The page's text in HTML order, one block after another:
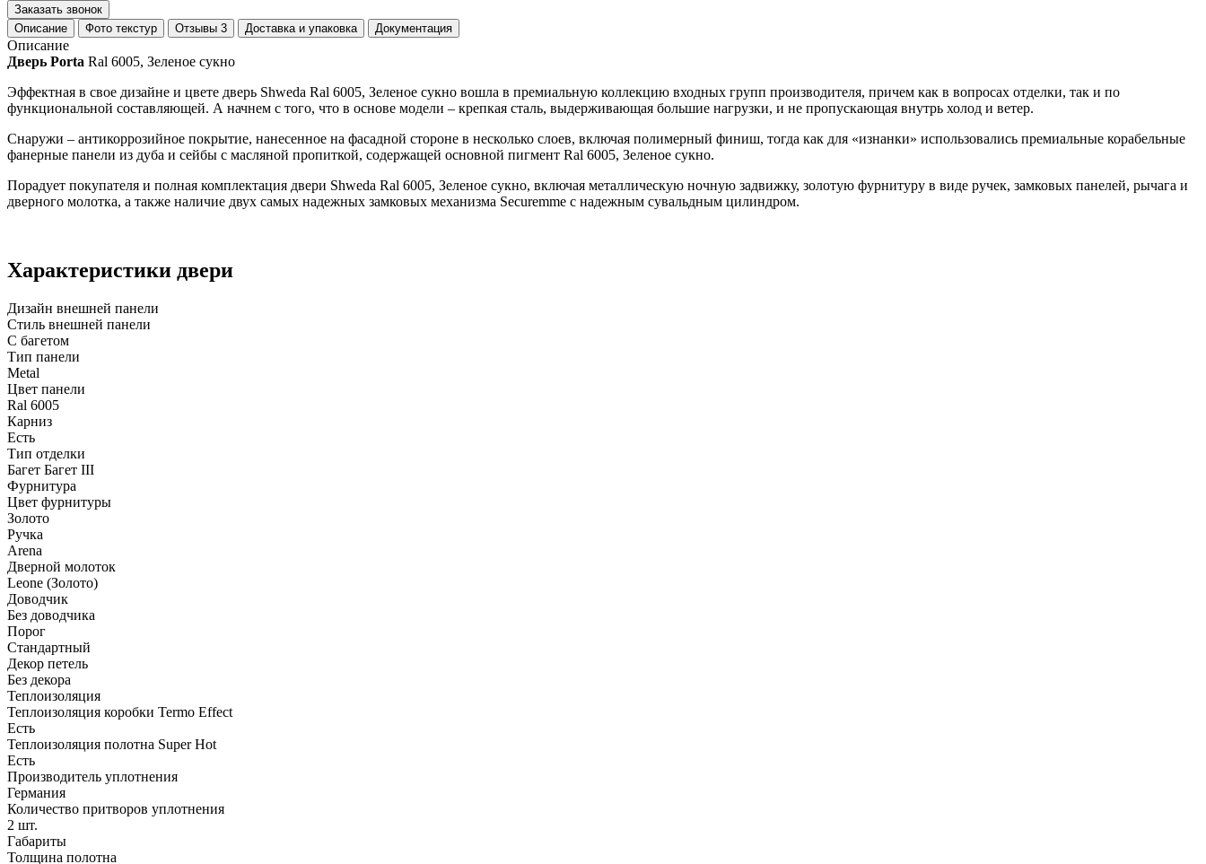
Заказать звонок
Описание
Фото текстур Отзывы 3 Доставка и упаковка Документация
Описание
Дверь Porta Ral 6005, Зеленое сукно
Эффектная в свое дизайне и цвете дверь Shweda Ral 6005, Зеленое сукно вошла в премиальную коллекцию входных групп производителя, причем как в вопросах отделки, так и по
функциональной составляющей. А начнем с того, что в основе модели – крепкая сталь, выдерживающая большие нагрузки, и не пропускающая внутрь холод и ветер.
Снаружи – антикоррозийное покрытие, нанесенное на фасадной стороне в несколько слоев, включая полимерный финиш, тогда как для «изнанки» использовались премиальные корабельные
фанерные панели из дуба и сейбы с масляной пропиткой, содержащей основной пигмент Ral 6005, Зеленое сукно.
Порадует покупателя и полная комплектация двери Shweda Ral 6005, Зеленое сукно, включая металлическую ночную задвижку, золотую фурнитуру в виде ручек, замковых панелей, рычага и
дверного молотка, а также наличие двух самых надежных замковых механизма Securemme с надежным сувальдным цилиндром.
Характеристики двери
Дизайн внешней панели
Стиль внешней панели
С багетом
Тип панели
Metal
Цвет панели
Ral 6005
Карниз
Есть
Тип отделки
Багет Багет III
Фурнитура
Цвет фурнитуры
Золото
Ручка
Arena
Дверной молоток
Leone (Золото)
Доводчик
Без доводчика
Порог
Стандартный
Декор петель
Без декора
Теплоизоляция
Теплоизоляция коробки Termo Effect
Есть
Теплоизоляция полотна Super Нot
Есть
Производитель уплотнения
Германия
Количество притворов уплотнения
2 шт.
Габариты
Толщина полотна